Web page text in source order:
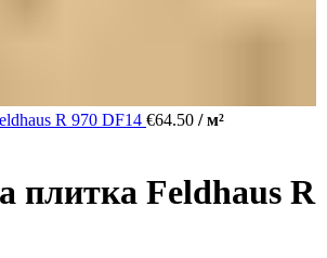
R 970 DF14 €64.50 / м²
плитка Feldhaus R